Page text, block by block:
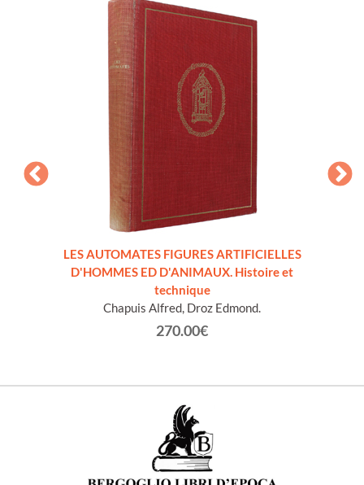
LES AUTOMATES FIGURES ARTIFICIELLES
D'HOMMES ED D'ANIMAUX. Histoire et
technique
Chapuis Alfred, Droz Edmond.
270.00€